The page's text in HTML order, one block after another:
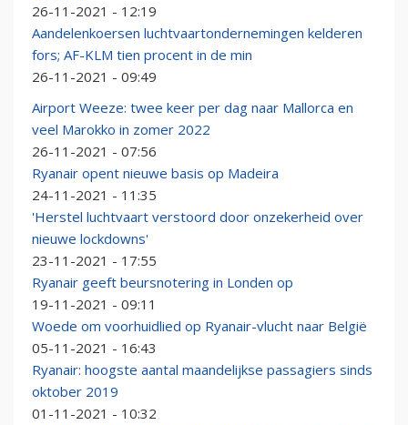
26-11-2021 - 12:19
Aandelenkoersen luchtvaartondernemingen kelderen
fors; AF-KLM tien procent in de min
26-11-2021 - 09:49
Airport Weeze: twee keer per dag naar Mallorca en
veel Marokko in zomer 2022
26-11-2021 - 07:56
Ryanair opent nieuwe basis op Madeira
24-11-2021 - 11:35
'Herstel luchtvaart verstoord door onzekerheid over
nieuwe lockdowns'
23-11-2021 - 17:55
Ryanair geeft beursnotering in Londen op
19-11-2021 - 09:11
Woede om voorhuidlied op Ryanair-vlucht naar België
05-11-2021 - 16:43
Ryanair: hoogste aantal maandelijkse passagiers sinds
oktober 2019
01-11-2021 - 10:32